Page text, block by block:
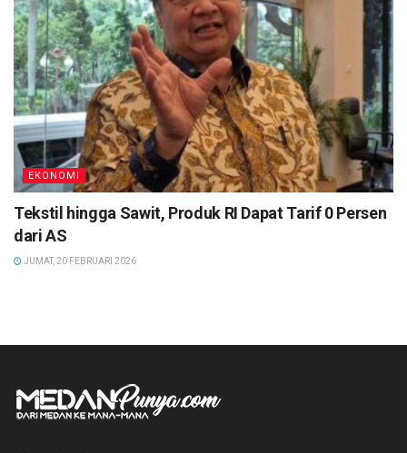
EKONOMI
Tekstil hingga Sawit, Produk RI Dapat Tarif 0 Persen
dari AS
JUMAT, 20 FEBRUARI 2026